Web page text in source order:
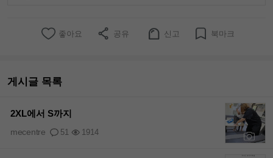
좋아요 공유 신고 북마크
게시글 목록
2XL에서 S까지
51 1914
mecentre